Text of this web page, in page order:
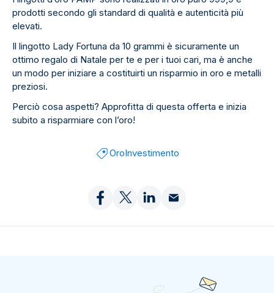
prodotti secondo gli standard di qualità e autenticità più
elevati.
Il lingotto Lady Fortuna da 10 grammi è sicuramente un
ottimo regalo di Natale per te e per i tuoi cari, ma è anche
un modo per iniziare a costituirti un risparmio in oro e metalli
preziosi.
Perciò cosa aspetti? Approfitta di questa offerta e inizia
subito a risparmiare con l’oro!
OroInvestimento